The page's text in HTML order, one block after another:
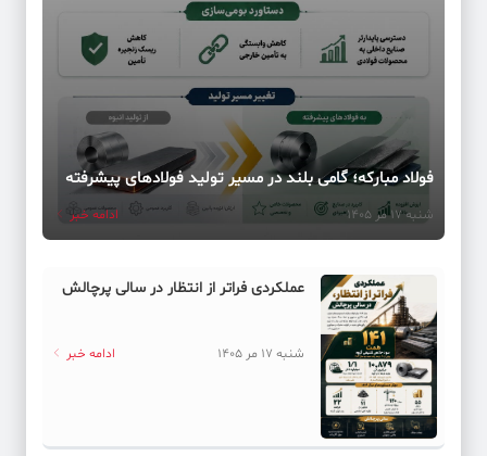
فولاد مبارکه؛ گامی بلند در مسیر تولید فولادهای پیشرفته
شنبه 17 مر 1405 ادامه خبر
عملکردی فراتر از انتظار در سالی پرچالش
شنبه 17 مر 1405 ادامه خبر